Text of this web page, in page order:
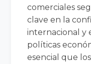
comerciales
clave en la
internacional y
políticas
esencial que